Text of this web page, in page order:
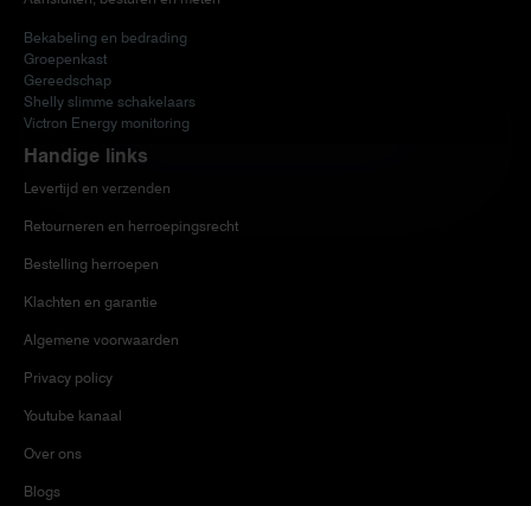
Bekabeling en bedrading
Groepenkast
Gereedschap
Shelly slimme schakelaars
Victron Energy monitoring
Handige links
Levertijd en verzenden
Retourneren en herroepingsrecht
Bestelling herroepen
Klachten en garantie
Algemene voorwaarden
Privacy policy
Youtube kanaal
Over ons
Blogs